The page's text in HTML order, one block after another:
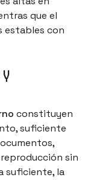
que el
estables con
constituyen
suficiente
sin
suficiente, la